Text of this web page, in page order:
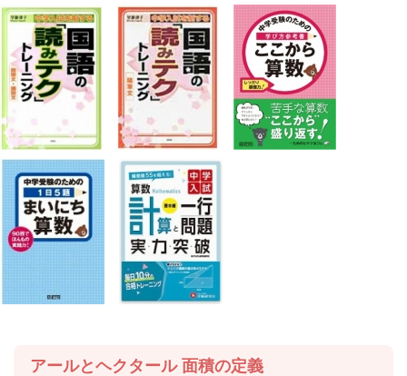
アールとヘクタール 面積の定義